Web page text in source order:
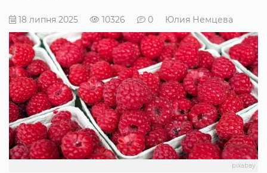
18 липня 2025 10326 0 Юлия Немцева
pixabay